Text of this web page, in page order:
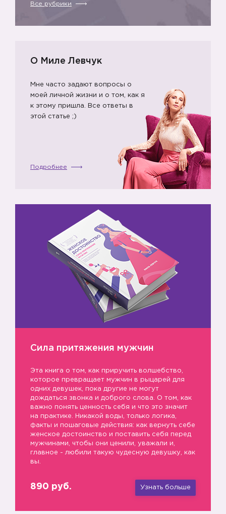
Все рубрики
О Миле Левчук
Мне часто задают вопросы о
моей личной жизни и о том, как я
к этому пришла. Все ответы в
этой статье ;)
Подробнее
Сила притяжения мужчин
Эта книга о том, как приручить волшебство,
которое превращает мужчин в рыцарей для
одних девушек, пока другие не могут
дождаться звонка и доброго слова. О том, как
важно понять ценность себя и что это значит
на практике. Никакой воды, только логика,
факты и пошаговые действия: как вернуть себе
женское достоинство и поставить себя перед
мужчинами, чтобы они ценили, уважали и,
главное - любили такую чудесную девушку, как
вы.
890 руб. Узнать больше